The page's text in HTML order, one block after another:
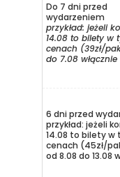
Do 7 dni przed
wydarzeniem
przykład: jeżeli
14.08 to bilety w
cenach (39zł/
do 7.08 włącznie
6 dni przed
przykład: jeżeli
14.08 to bilety w
cenach (45zł/
od 8.08 do 13.08